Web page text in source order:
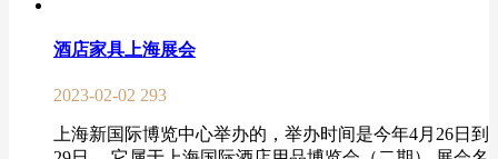
酒店家具上海展会
2023-02-02 293
上海新国际博览中心举办的，举办时间是今年4月26日到